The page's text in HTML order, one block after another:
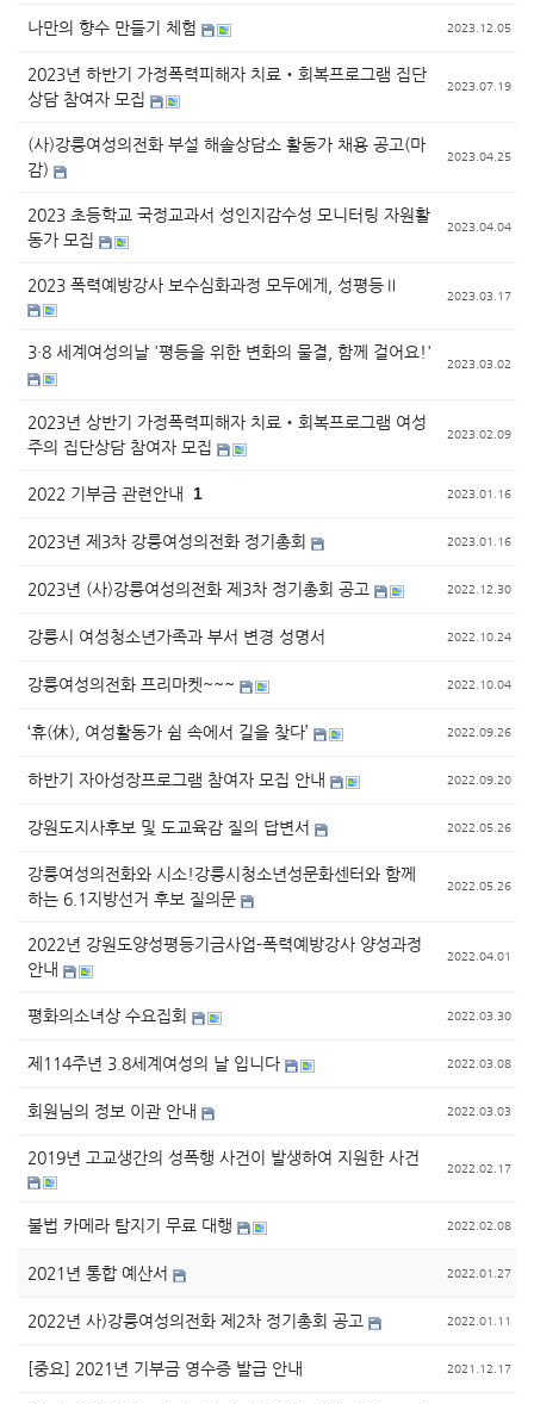
나만의 향수 만들기 체험 2023.12.05
2023년 하반기 가정폭력피해자 치료‧회복프로그램 집단
상담 참여자 모집
2023.07.19
(사)강릉여성의전화 부설 해솔상담소 활동가 채용 공고(마
감)
2023.04.25
2023 초등학교 국정교과서 성인지감수성 모니터링 자원활
동가 모집
2023.04.04
2023 폭력예방강사 보수심화과정 모두에게, 성평등Ⅱ
2023.03.17
3·8 세계여성의날 '평등을 위한 변화의 물결, 함께 걸어요!'
2023.03.02
2023년 상반기 가정폭력피해자 치료‧회복프로그램 여성
주의 집단상담 참여자 모집
2023.02.09
2022 기부금 관련안내 1 2023.01.16
2023년 제3차 강릉여성의전화 정기총회 2023.01.16
2023년 (사)강릉여성의전화 제3차 정기총회 공고 2022.12.30
강릉시 여성청소년가족과 부서 변경 성명서 2022.10.24
강릉여성의전화 프리마켓~~~ 2022.10.04
‘휴(休), 여성활동가 쉼 속에서 길을 찾다’ 2022.09.26
하반기 자아성장프로그램 참여자 모집 안내 2022.09.20
강원도지사후보 및 도교육감 질의 답변서 2022.05.26
강릉여성의전화와 시소!강릉시청소년성문화센터와 함께
하는 6.1지방선거 후보 질의문
2022.05.26
2022년 강원도양성평등기금사업-폭력예방강사 양성과정
안내
2022.04.01
평화의소녀상 수요집회 2022.03.30
제114주년 3.8세계여성의 날 입니다 2022.03.08
회원님의 정보 이관 안내 2022.03.03
2019년 고교생간의 성폭행 사건이 발생하여 지원한 사건
2022.02.17
불법 카메라 탐지기 무료 대행 2022.02.08
2021년 통합 예산서 2022.01.27
2022년 사)강릉여성의전화 제2차 정기총회 공고 2022.01.11
[중요] 2021년 기부금 영수증 발급 안내 2021.12.17